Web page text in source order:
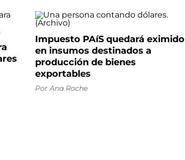
Impuesto PAíS quedará eximido
en insumos destinados a
producción de bienes
exportables
Por Ana Roche